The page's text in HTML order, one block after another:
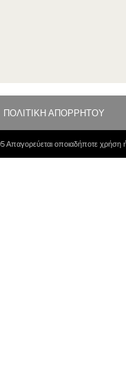
ΠΟΛΙΤΙΚΗ ΑΠΟΡΡΗΤΟΥ
Απαγορεύεται οποιαδήποτε χρήση